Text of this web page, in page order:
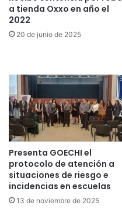
a tienda Oxxo en año el
2022
20 de junio de 2025
Presenta GOECHI el
protocolo de atención a
situaciones de riesgo e
incidencias en escuelas
13 de noviembre de 2025